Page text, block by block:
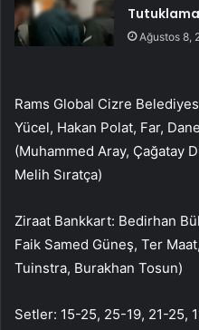
Tutuklama
Ağustos 8,
Rams Global Cizre
Yücel, Hakan Polat, Far,
(Muhammed Aray, Çağatay
Melih Sıratça)
Ziraat Bankkart: Bedirhan
Faik Samed Güneş, Ter
Tuinstra, Burakhan Tosun)
Setler: 15-25, 25-19, 21-25,